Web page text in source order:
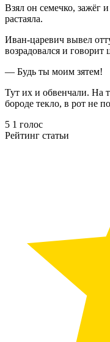
Взял он семечко, зажёг
растаяла.
Иван-царевич вывел
возрадовался и говорит
— Будь ты моим зятем!
Тут их и обвенчали. На
бороде текло, в рот не
5 1 голос
Рейтинг статьи